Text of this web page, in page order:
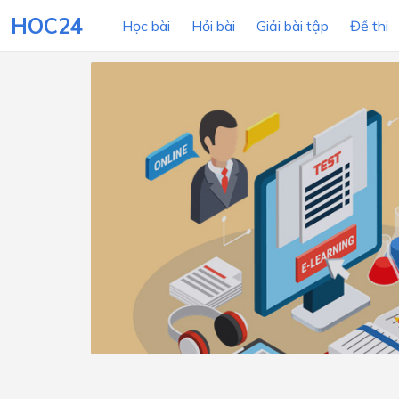
HOC24 Học bài Hỏi bài Giải bài tập Đề thi
LỚP HỌC
Lớp 12
Lớp 8
Lớp 7